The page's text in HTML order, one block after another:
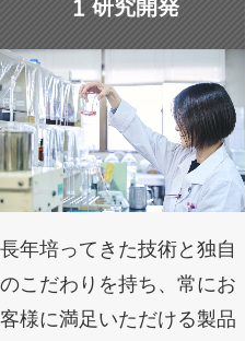
研究開発
長年培ってきた技術と独自
のこだわりを持ち、常にお
客様に満足いただける製品